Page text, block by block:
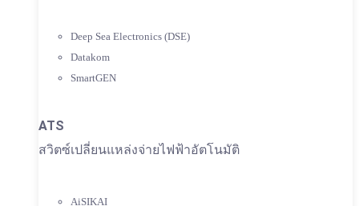
Deep Sea Electronics (DSE)
Datakom
SmartGEN
ATS
สวิตซ์เปลี่ยนแหล่งจ่ายไฟฟ้าอัตโนมัติ
AiSIKAI